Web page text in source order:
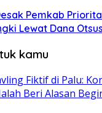
Pemkab
Lewat Dana Otsus
kamu